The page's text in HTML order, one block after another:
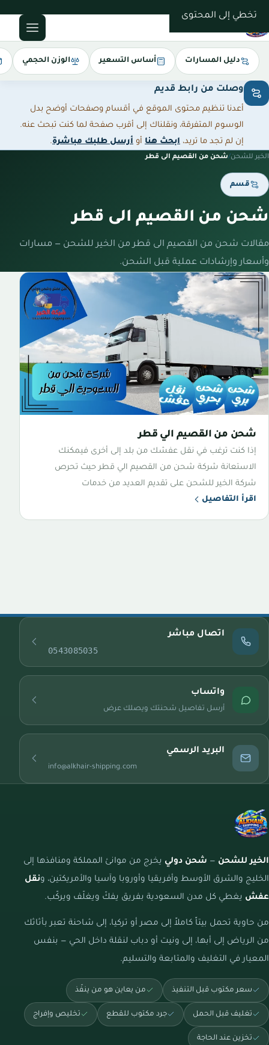
تخطي إلى المحتوى
دليل المسارات أساس التسعير الوزن الحجمي
وصلت من رابط قديم
أعدنا تنظيم محتوى الموقع في أقسام وصفحات أوضح بدل
الوسوم المتفرقة، ونقلناك إلى أقرب صفحة لما كنت تبحث عنه.
إن لم تجد ما تريد، ابحث هنا أو أرسل طلبك مباشرة.
الخير للشحن/شحن من القصيم الى قطر
قسم
شحن من القصيم الى قطر
مقالات شحن من القصيم الى قطر من الخير للشحن — مسارات
وأسعار وإرشادات عملية قبل الشحن.
شحن من القصيم الي قطر
إذا كنت ترغب في نقل عفشك من بلد إلى أخرى فيمكنك
الاستعانة شركة شحن من القصيم الي قطر حيث تحرص
شركة الخير للشحن على تقديم العديد من خدمات
اقرأ التفاصيل
اتصال مباشر
0543085035
واتساب
أرسل تفاصيل شحنتك ويصلك عرض
البريد الرسمي
info@alkhair-shipping.com
الخير للشحن — شحن دولي يخرج من موانئ المملكة ومنافذها إلى
الخليج والشرق الأوسط وأفريقيا وأوروبا وآسيا والأمريكتين، ونقل
عفش يغطي كل مدن السعودية بفريق يفكّ ويغلّف ويركّب.
من حاوية تحمل بيتاً كاملاً إلى مصر أو تركيا، إلى شاحنة تعبر بأثاثك
من الرياض إلى أبها، إلى ونيت أو دباب لنقلة داخل الحي — بنفس
المعيار في التغليف والمتابعة والتسليم.
سعر مكتوب قبل التنفيذ من يعاين هو من ينفّذ
تغليف قبل الحمل جرد مكتوب للقطع تخليص وإفراج
تخزين عند الحاجة